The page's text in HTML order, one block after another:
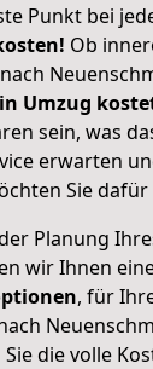
Punkt bei
Ob
Umzug
sein, was
erwarten
Sie dafür
Planung
wir Ihnen
, für
die volle